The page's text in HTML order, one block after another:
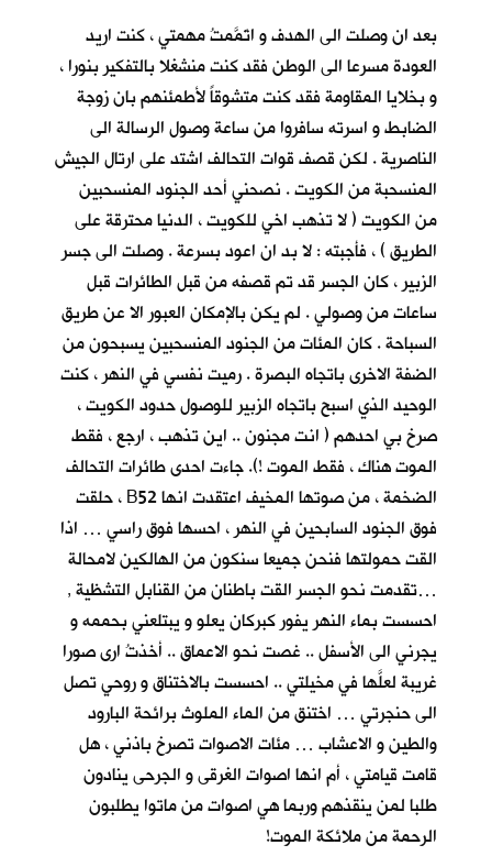
بعد ان وصلت الى الهدف و اتَمَّمتُ مهمتي ، كنت اريد
العودة مسرعا الى الوطن فقد كنت منشغلا بالتفكير بنورا ،
و بخلايا المقاومة فقد كنت متشوقاً لأطمئنهم بان زوجة
الضابط و اسرته سافروا من ساعة وصول الرسالة الى
الناصرية . لكن قصف قوات التحالف اشتد على ارتال الجيش
المنسحبة من الكويت . نصحني أحد الجنود المنسحبين
من الكويت ( لا تذهب اخي للكويت ، الدنيا محترقة على
الطريق ) ، فأجبته : لا بد ان اعود بسرعة . وصلت الى جسر
الزبير ، كان الجسر قد تم قصفه من قبل الطائرات قبل
ساعات من وصولي . لم يكن بالإمكان العبور الا عن طريق
السباحة . كان المئات من الجنود المنسحبين يسبحون من
الضفة الاخرى باتجاه البصرة . رميت نفسي في النهر ، كنت
الوحيد الذي اسبح باتجاه الزبير للوصول حدود الكويت ،
صرخ بي احدهم ( انت مجنون .. اين تذهب ، ارجع ، فقط
الموت هناك ، فقط الموت !). جاءت احدى طائرات التحالف
الضخمة ، من صوتها المخيف اعتقدت انها B52 ، حلقت
فوق الجنود السابحين في النهر ، احسها فوق راسي … اذا
القت حمولتها فنحن جميعا سنكون من الهالكين لامحالة
…تقدمت نحو الجسر القت باطنان من القنابل التشظية ,
احسست بماء النهر يفور كبركان يعلو و يبتلعني بحممه و
يجرني الى الأسفل .. غصت نحو الاعماق .. أخذتُ ارى صورا
غريبة لعلَّها في مخيلتي .. احسست بالاختناق و روحي تصل
الى حنجرتي … اختنق من الماء الملوث برائحة البارود
والطين و الاعشاب … مئات الاصوات تصرخ باذني ، هل
قامت قيامتي ، أم انها اصوات الغرقى و الجرحى ينادون
طلبا لمن ينقذهم وربما هي اصوات من ماتوا يطلبون
الرحمة من ملائكة الموت!